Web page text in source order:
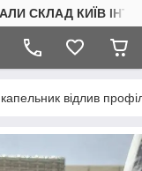
СКЛАД КИЇВ
відлив